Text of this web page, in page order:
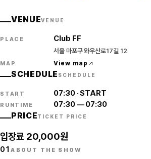
VENUEVENUE
PLACE Club FF
서울 마포구 와우산로17길 12
MAP View map
SCHEDULE SCHEDULE
START 07:30·START
RUNTIME 07:30—07:30
PRICETICKET PRICE
입장료 20,000원
01ABOUT THE SHOW